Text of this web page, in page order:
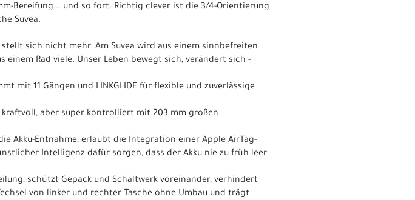
Bereifung... und so fort. Richtig clever ist die 3/4-Orientierung
Suvea.
sich nicht mehr. Am Suvea wird aus einem sinnbefreiten
Rad viele. Unser Leben bewegt sich, verändert sich -
mit 11 Gängen und LINKGLIDE für flexible und zuverlässige
aber super kontrolliert mit 203 mm großen
Akku-Entnahme, erlaubt die Integration einer Apple AirTag-
Intelligenz dafür sorgen, dass der Akku nie zu früh leer
schützt Gepäck und Schaltwerk voreinander, verhindert
von linker und rechter Tasche ohne Umbau und trägt